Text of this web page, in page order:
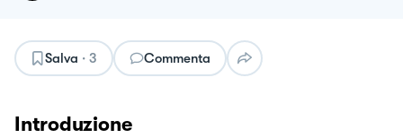
Salva · 3 Commenta
Introduzione